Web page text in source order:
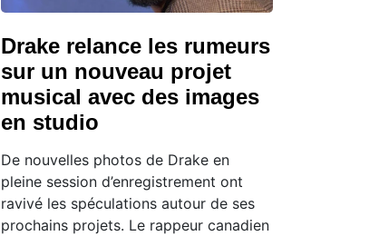
Drake relance les rumeurs
sur un nouveau projet
musical avec des images
en studio
De nouvelles photos de Drake en
pleine session d’enregistrement ont
ravivé les spéculations autour de ses
prochains projets. Le rappeur canadien